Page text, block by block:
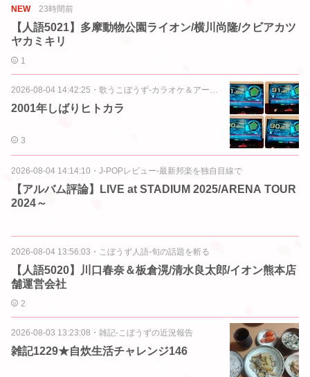
NEW 23時間前
【人語5021】多摩動物公園ライオン/横川尚隆/クビアカツ
ヤカミキリ
1
2026-08-04 14:42:25 ・ 歌うこぼうず-カラオケ＆アーチスト活動
2001年しばりヒトカラ
3
2026-08-04 14:14:10 ・ J-POPレビュー-最新邦楽を独自目線で
【アルバム評論】LIVE at STADIUM 2025/ARENA TOUR
2024～
2026-08-04 13:56:03 ・ こぼうず人語-旬の話題を斬る
【人語5020】川口春奈＆板倉滉/清水良太郎/イオン熊本店
舗運営会社
2
2026-08-03 13:23:08 ・ 雑記-こぼうずの近況報告
雑記1229★自炊生活チャレンジ146